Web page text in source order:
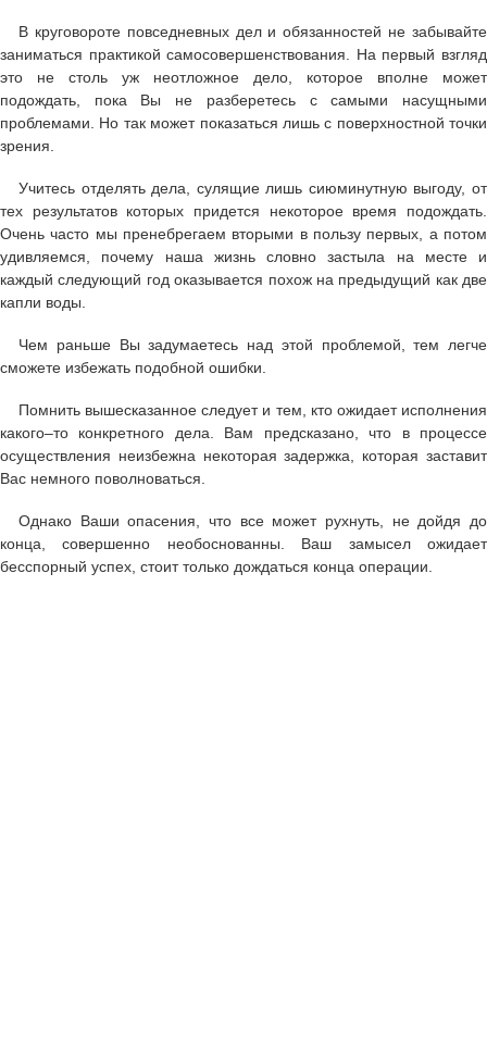
В круговороте повседневных дел и обязанностей не забывайте
заниматься практикой самосовершенствования. На первый взгляд
это не столь уж неотложное дело, которое вполне может
подождать, пока Вы не разберетесь с самыми насущными
проблемами. Но так может показаться лишь с поверхностной точки
зрения.
Учитесь отделять дела, сулящие лишь сиюминутную выгоду, от
тех результатов которых придется некоторое время подождать.
Очень часто мы пренебрегаем вторыми в пользу первых, а потом
удивляемся, почему наша жизнь словно застыла на месте и
каждый следующий год оказывается похож на предыдущий как две
капли воды.
Чем раньше Вы задумаетесь над этой проблемой, тем легче
сможете избежать подобной ошибки.
Помнить вышесказанное следует и тем, кто ожидает исполнения
какого–то конкретного дела. Вам предсказано, что в процессе
осуществления неизбежна некоторая задержка, которая заставит
Вас немного поволноваться.
Однако Ваши опасения, что все может рухнуть, не дойдя до
конца, совершенно необоснованны. Ваш замысел ожидает
бесспорный успех, стоит только дождаться конца операции.